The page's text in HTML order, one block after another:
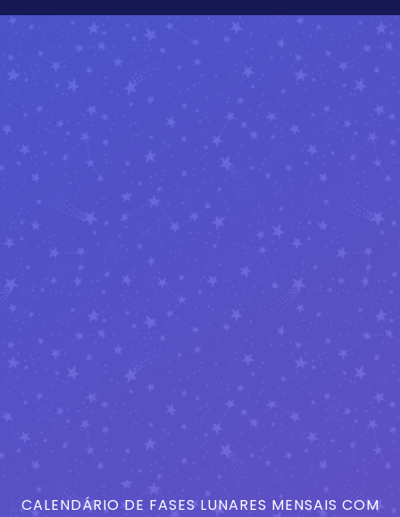
CALENDÁRIO DE FASES LUNARES MENSAIS COM